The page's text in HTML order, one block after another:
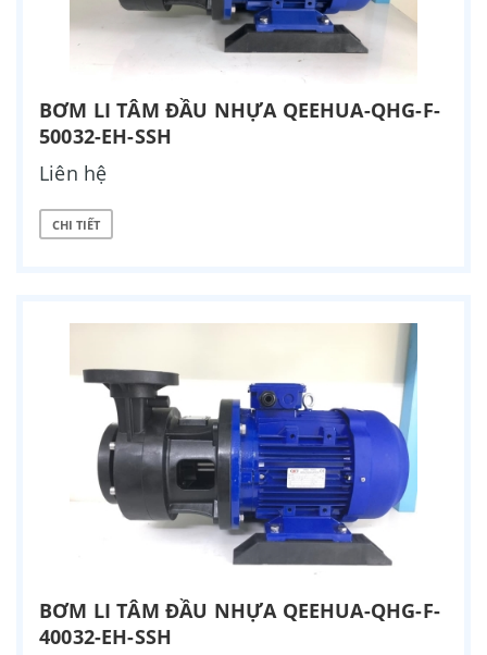
BƠM LI TÂM ĐẦU NHỰA QEEHUA-QHG-F-
50032-EH-SSH
Liên hệ
CHI TIẾT
BƠM LI TÂM ĐẦU NHỰA QEEHUA-QHG-F-
40032-EH-SSH